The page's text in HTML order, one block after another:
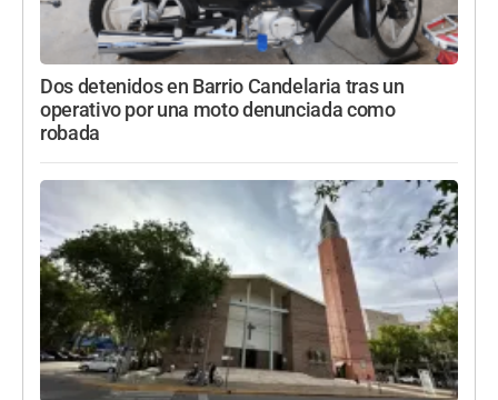
Dos detenidos en Barrio Candelaria tras un
operativo por una moto denunciada como
robada